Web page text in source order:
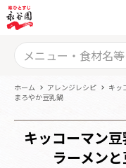
ホーム アレンジレシピ
キッ
まろやか豆乳鍋
キッコーマン
ラーメン